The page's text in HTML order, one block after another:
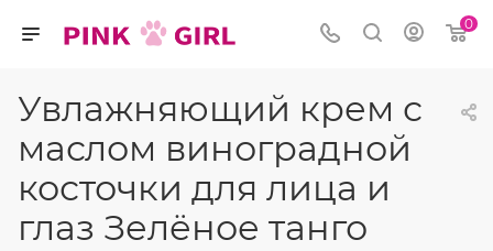
0
Увлажняющий крем с
маслом виноградной
косточки для лица и
глаз Зелёное танго